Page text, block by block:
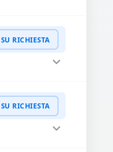
WhatsApp
SU RICHIESTA
WhatsApp
SU RICHIESTA